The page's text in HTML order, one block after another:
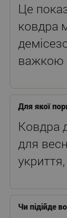
Це
ковдра
важкою
Для якої
Ковдра
для
Чи підійде